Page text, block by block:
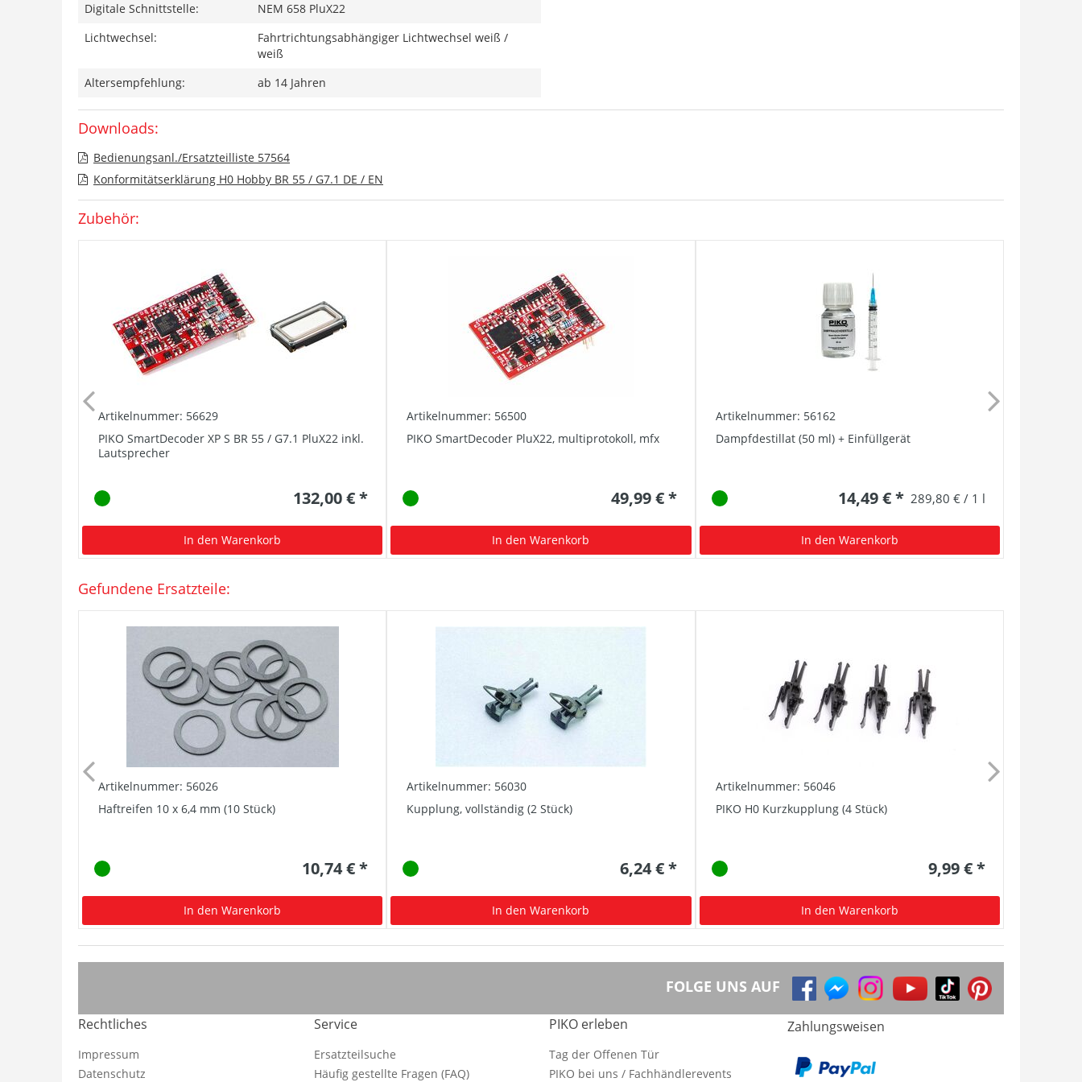
Digitale Schnittstelle:
NEM 658 PluX22
Lichtwechsel:
Fahrtrichtungsabhängiger Lichtwechsel weiß /
weiß
Altersempfehlung:
ab 14 Jahren
Downloads:
Bedienungsanl./Ersatzteilliste 57564
Konformitätserklärung H0 Hobby BR 55 / G7.1 DE / EN
Zubehör:
Artikelnummer: 56629
PIKO SmartDecoder XP S BR 55 / G7.1 PluX22 inkl.
Lautsprecher
132,00 € *
In den Warenkorb
Artikelnummer: 56500
PIKO SmartDecoder PluX22, multiprotokoll, mfx
49,99 € *
In den Warenkorb
Artikelnummer: 56162
Dampfdestillat (50 ml) + Einfüllgerät
14,49 € * 289,80 € / 1 l
In den Warenkorb
Gefundene Ersatzteile:
Artikelnummer: 56026
Haftreifen 10 x 6,4 mm (10 Stück)
10,74 € *
In den Warenkorb
Artikelnummer: 56030
Kupplung, vollständig (2 Stück)
6,24 € *
In den Warenkorb
Artikelnummer: 56046
PIKO H0 Kurzkupplung (4 Stück)
9,99 € *
In den Warenkorb
FOLGE UNS AUF
Rechtliches
Impressum
Datenschutz
Service
Ersatzteilsuche
Häufig gestellte Fragen (FAQ)
PIKO erleben
Tag der Offenen Tür
PIKO bei uns / Fachhändlerevents
Zahlungsweisen